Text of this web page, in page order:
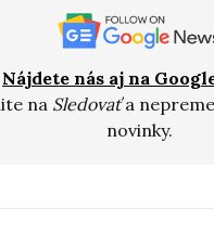
Nájdete nás aj na
na Sledovaťa
novinky.